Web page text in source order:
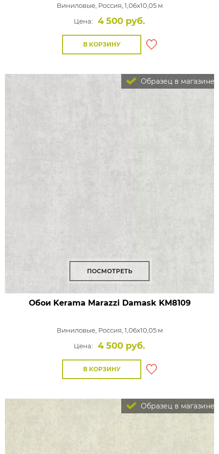
Виниловые, Россия, 1,06x10,05 м
Цена:
4 500 руб.
В КОРЗИНУ
Образец в магазине
ПОСМОТРЕТЬ
Обои Kerama Marazzi DamaskKM8109
Виниловые, Россия, 1,06x10,05 м
Цена:
4 500 руб.
В КОРЗИНУ
Образец в магазине